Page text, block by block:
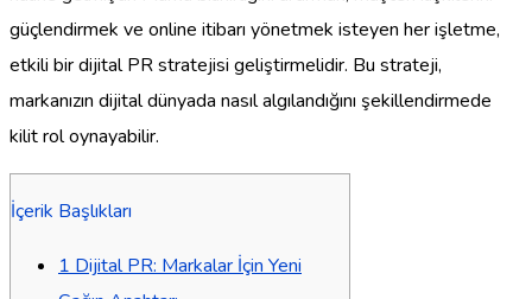
güçlendirmek ve online itibarı yönetmek isteyen her işletme,
etkili bir dijital PR stratejisi geliştirmelidir. Bu strateji,
markanızın dijital dünyada nasıl algılandığını şekillendirmede
kilit rol oynayabilir.
İçerik Başlıkları
1 Dijital PR: Markalar İçin Yeni